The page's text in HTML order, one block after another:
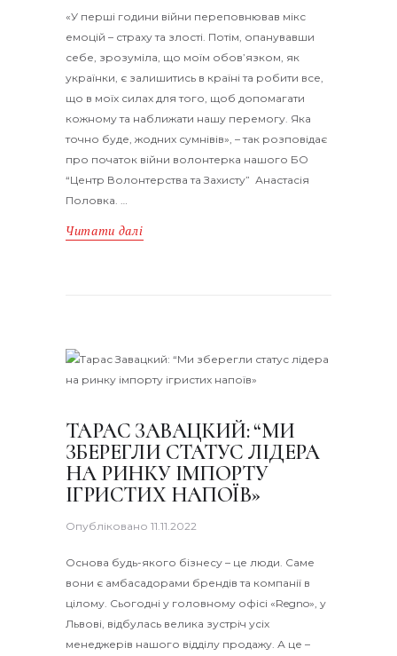
«У перші години війни переповнював мікс
емоцій – страху та злості. Потім, опанувавши
себе, зрозуміла, що моїм обов’язком, як
українки, є залишитись в країні та робити все,
що в моїх силах для того, щоб допомагати
кожному та наближати нашу перемогу. Яка
точно буде, жодних сумнівів», – так розповідає
про початок війни волонтерка нашого БО
“Центр Волонтерства та Захисту” Анастасія
Половка. …
Читати далі
ТАРАС ЗАВАЦКИЙ: “МИ
ЗБЕРЕГЛИ СТАТУС ЛІДЕРА
НА РИНКУ ІМПОРТУ
ІГРИСТИХ НАПОЇВ»
Опубліковано 11.11.2022
Основа будь-якого бізнесу – це люди. Саме
вони є амбасадорами брендів та компанії в
цілому. Сьогодні у головному офісі «Regno», у
Львові, відбулась велика зустріч усіх
менеджерів нашого відділу продажу. А це –